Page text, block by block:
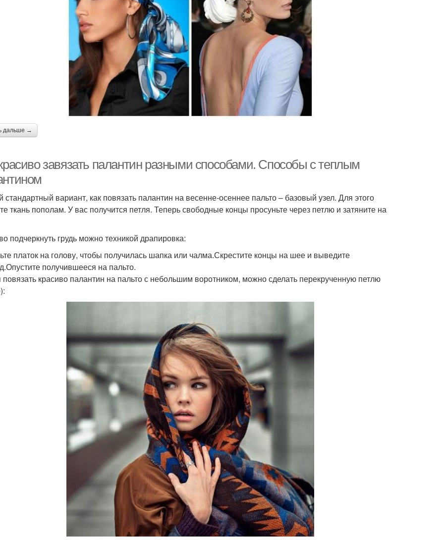
дальше →
завязать палантин разными способами. Способы с теплым
вариант, как повязать палантин на весенне-осеннее пальто – базовый узел. Для этого
ткань пополам. У вас получится петля. Теперь свободные концы просуньте через петлю и затяните на
подчеркнуть грудь можно техникой драпировка:
платок на голову, чтобы получилась шапка или чалма.Скрестите концы на шее и выведите
получившееся на пальто.
красиво палантин на пальто с небольшим воротником, можно сделать перекрученную петлю